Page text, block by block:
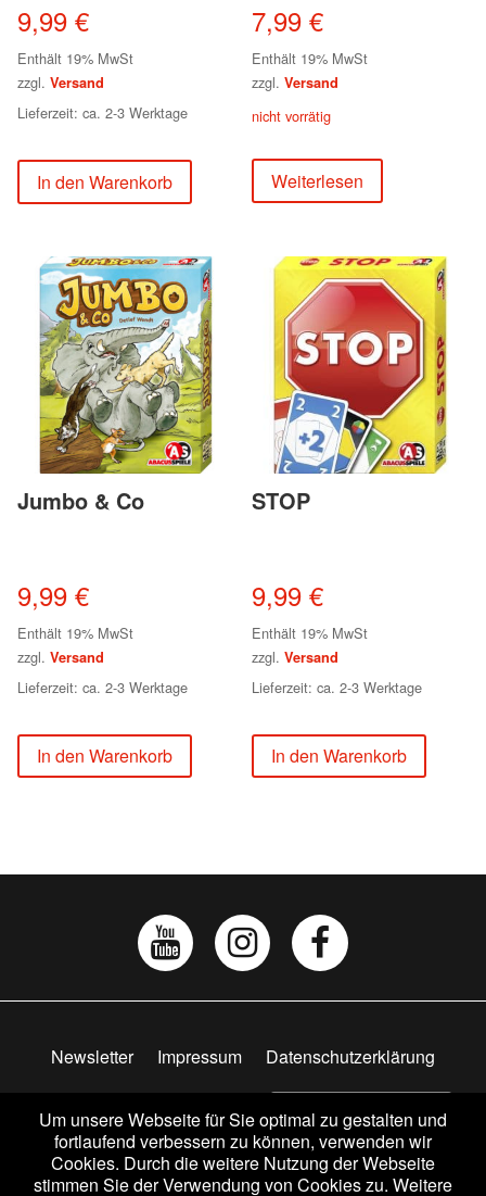
9,99 €
Enthält 19% MwSt
zzgl. Versand
Lieferzeit: ca. 2-3 Werktage
In den Warenkorb
nicht vorrätig
7,99€
Enthält 19% MwSt
zzgl.Versand
Weiterlesen
Jumbo & Co
9,99 €
Enthält 19% MwSt
zzgl. Versand
Lieferzeit: ca. 2-3 Werktage
In den Warenkorb
STOP
9,99€
Enthält 19% MwSt
zzgl.Versand
Lieferzeit: ca. 2-3 Werktage
In den Warenkorb
Newsletter Impressum Datenschutzerklärung
AGB Widerrufsbelehrung Vertrag widerrufen
Um unsere Webseite für Sie optimal zu gestalten und
fortlaufend verbessern zu können, verwenden wir
Cookies. Durch die weitere Nutzung der Webseite
stimmen Sie der Verwendung von Cookies zu. Weitere